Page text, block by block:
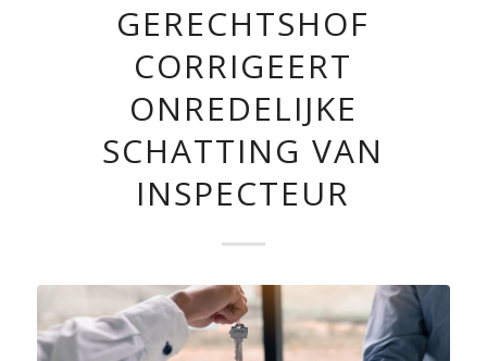
GERECHTSHOF
CORRIGEERT
ONREDELIJKE
SCHATTING VAN
INSPECTEUR